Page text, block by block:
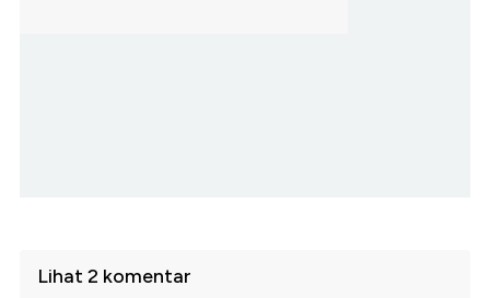
Lihat 2 komentar